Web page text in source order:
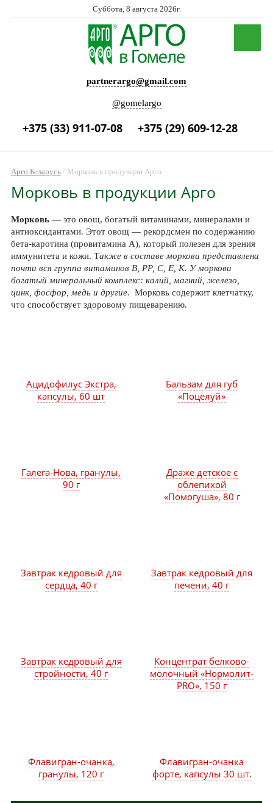
Суббота, 8 августа 2026г.
partnerargo@gmail.com
@gomelargo
+375 (33) 911-07-08 +375 (29) 609-12-28
Арго Беларусь/ Морковь в продукции Арго
Морковь в продукции Арго
Морковь— это овощ, богатый витаминами, минералами и
антиоксидантами. Этот овощ — рекордсмен по содержанию
бета-каротина (провитамина А), который полезен для зрения
иммунитета и кожи. Также в составе моркови представлена
почти вся группа витаминов В, РР, С, Е, К. У моркови
богатый минеральный комплекс: калий, магний, железо,
цинк, фосфор, медь и другие. Морковь содержит клетчатку,
что способствует здоровому пищеварению.
Ацидофилус Экстра,
капсулы, 60 шт
Бальзам для губ
«Поцелуй»
Драже детское с
облепихой
«Помогуша», 80 г
Галега-Нова, гранулы,
90 г
Завтрак кедровый для
печени, 40 г
Завтрак кедровый для
сердца, 40 г
Завтрак кедровый для
стройности, 40 г
Концентрат белково-
молочный «Нормолит-
PRO», 150 г
Флавигран-очанка,
гранулы, 120 г
Флавигран-очанка
форте, капсулы 30 шт.